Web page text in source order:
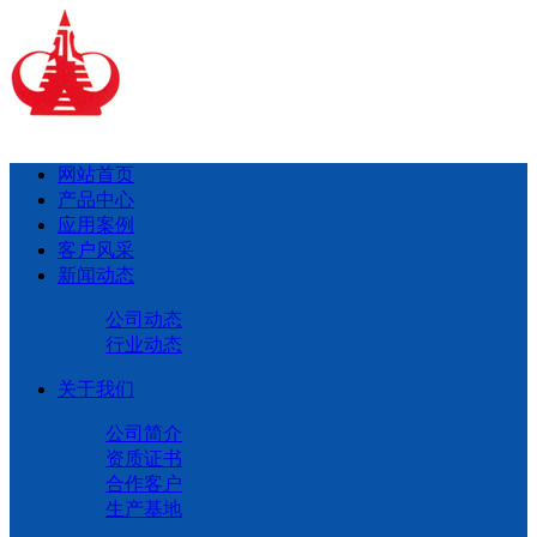
网站首页
产品中心
应用案例
客户风采
新闻动态
公司动态
行业动态
关于我们
公司简介
资质证书
合作客户
生产基地